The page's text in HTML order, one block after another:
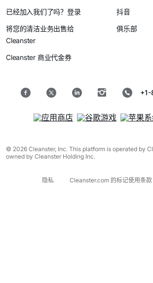
已经加入我们了吗？登录
将您的清洁业务出售给
Cleanster
Cleanster 商业代金券
抖音
俱乐部
© 2026 Cleanster, Inc. This platform is operated by
owned by Cleanster Holding Inc.
隐私 Cleanster.com 的标记使用条款